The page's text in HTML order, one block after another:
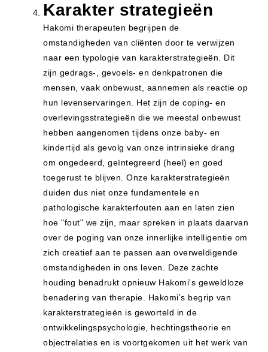
Karakter strategieën
Hakomi therapeuten begrijpen de
omstandigheden van cliënten door te verwijzen
naar een typologie van karakterstrategieën. Dit
zijn gedrags-, gevoels- en denkpatronen die
mensen, vaak onbewust, aannemen als reactie op
hun levenservaringen. Het zijn de coping- en
overlevingsstrategieën die we meestal onbewust
hebben aangenomen tijdens onze baby- en
kindertijd als gevolg van onze intrinsieke drang
om ongedeerd, geïntegreerd (heel) en goed
toegerust te blijven. Onze karakterstrategieën
duiden dus niet onze fundamentele en
pathologische karakterfouten aan en laten zien
hoe "fout" we zijn, maar spreken in plaats daarvan
over de poging van onze innerlijke intelligentie om
zich creatief aan te passen aan overweldigende
omstandigheden in ons leven. Deze zachte
houding benadrukt opnieuw Hakomi's geweldloze
benadering van therapie. Hakomi's begrip van
karakterstrategieën is geworteld in de
ontwikkelingspsychologie, hechtingstheorie en
objectrelaties en is voortgekomen uit het werk van